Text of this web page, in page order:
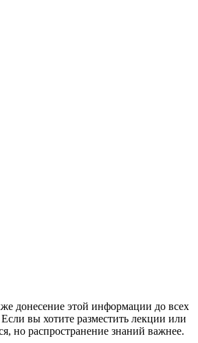
донесение этой информации до всех
вы хотите разместить лекции или
но распространение знаний важнее.